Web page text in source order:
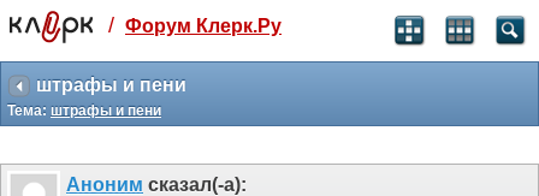
Святые угодники, Клерк без рекламы
прекрасен:)
месяц
3 месяца
/ Форум Клерк.Ру
штрафы и пени
Тема: штрафы и пени
Аноним сказал(-а):